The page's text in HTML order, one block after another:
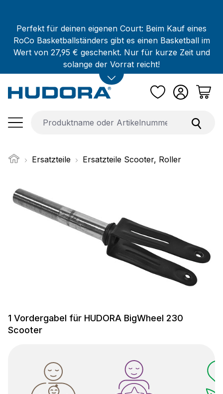
Perfekt für deinen eigenen Court: Beim Kauf eines
RoCo Basketballständers gibt es einen Basketball im
Wert von 27,95 € geschenkt. Nur für kurze Zeit und
solange der Vorrat reicht!
Ersatzteile Ersatzteile Scooter, Roller
Bildergalerie überspringen
1 Vordergabel für HUDORA BigWheel 230
Scooter